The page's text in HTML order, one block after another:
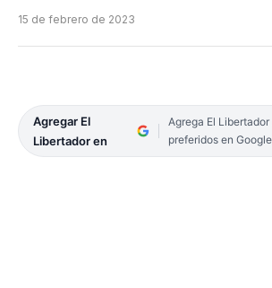
15 de febrero de 2023
Agregar El
Libertador en
Agrega El
preferidos en Google